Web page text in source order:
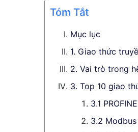
Tóm Tắt
Mục lục
1. Giao thức
2. Vai trò trong
3. Top 10 giao
3.1
3.2 Modbus